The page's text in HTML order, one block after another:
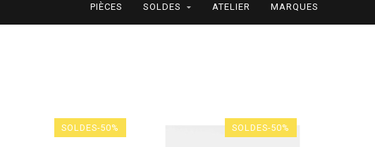
PIÈCES SOLDES ATELIER MARQUES
SOLDES-50% SOLDES-50%